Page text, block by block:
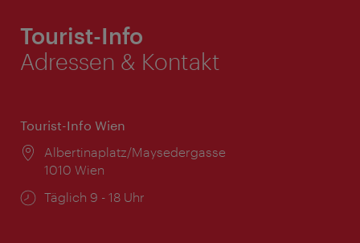
Tourist-Info
Adressen & Kontakt
Tourist-Info Wien
Ort:
Albertinaplatz/Maysedergasse
1010 Wien
Öffnungszeiten:
Täglich 9 - 18 Uhr